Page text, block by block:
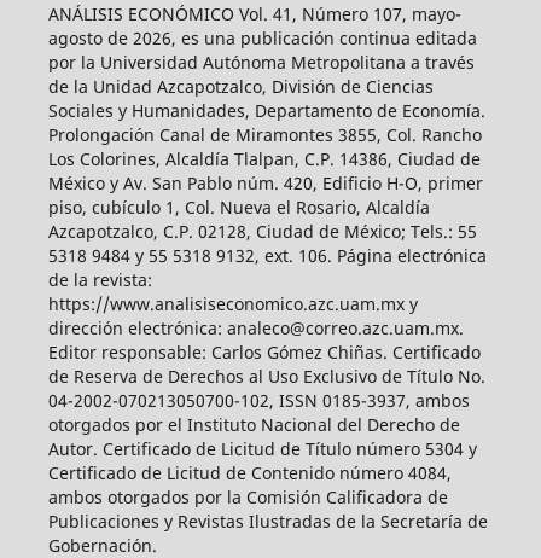
ANÁLISIS ECONÓMICO Vol. 41, Número 107, mayo-
agosto de 2026, es una publicación continua editada
por la Universidad Autónoma Metropolitana a través
de la Unidad Azcapotzalco, División de Ciencias
Sociales y Humanidades, Departamento de Economía.
Prolongación Canal de Miramontes 3855, Col. Rancho
Los Colorines, Alcaldía Tlalpan, C.P. 14386, Ciudad de
México y Av. San Pablo núm. 420, Edificio H-O, primer
piso, cubículo 1, Col. Nueva el Rosario, Alcaldía
Azcapotzalco, C.P. 02128, Ciudad de México; Tels.: 55
5318 9484 y 55 5318 9132, ext. 106. Página electrónica
de la revista:
https://www.analisiseconomico.azc.uam.mx y
dirección electrónica: analeco@correo.azc.uam.mx.
Editor responsable: Carlos Gómez Chiñas. Certificado
de Reserva de Derechos al Uso Exclusivo de Título No.
04-2002-070213050700-102, ISSN 0185-3937, ambos
otorgados por el Instituto Nacional del Derecho de
Autor. Certificado de Licitud de Título número 5304 y
Certificado de Licitud de Contenido número 4084,
ambos otorgados por la Comisión Calificadora de
Publicaciones y Revistas Ilustradas de la Secretaría de
Gobernación.